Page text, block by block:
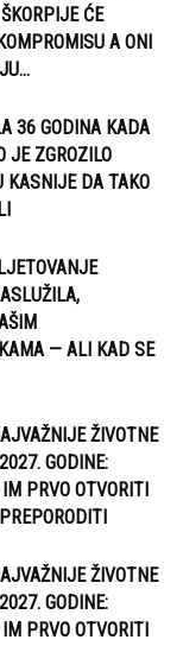
ĆE
A ONI
36 GODINA KADA
JE ZGROZILO
KASNIJE DA TAKO
— ALI KAD SE
ŽIVOTNE
GODINE:
PRVO OTVORITI
ŽIVOTNE
GODINE:
PRVO OTVORITI